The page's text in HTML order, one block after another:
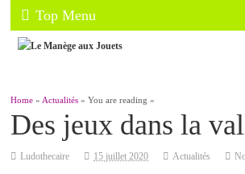
Top Menu
Home »Actualités » You are reading »
Des jeux dans la
Ludothecaire 15 juillet 2020 Actualités